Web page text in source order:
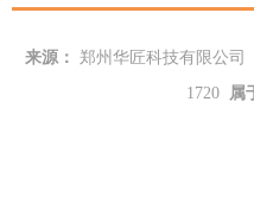
来源： 郑州华匠科技有限公司
1720
属